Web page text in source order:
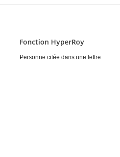
Fonction HyperRoy
Personne citée dans une lettre